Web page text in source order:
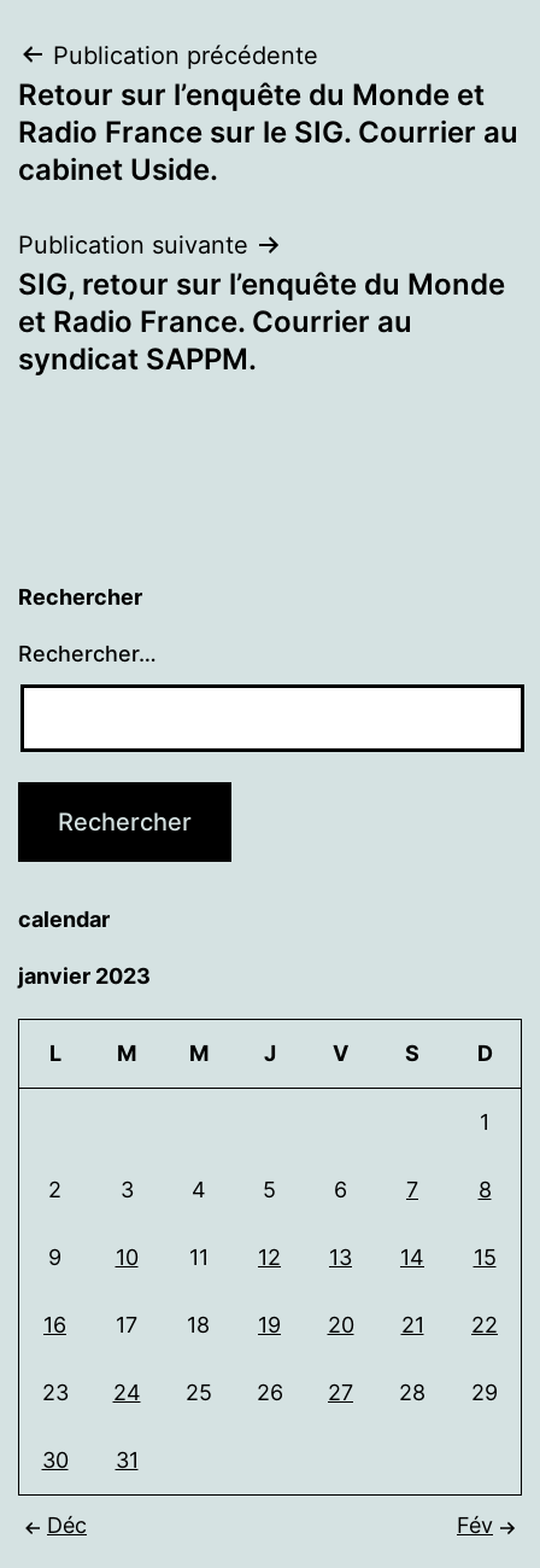
Navigation
de
l’article
Publication précédente
Retour sur l’enquête du Monde et
Radio France sur le SIG. Courrier au
cabinet Uside.
Publication suivante
SIG, retour sur l’enquête du Monde
et Radio France. Courrier au
syndicat SAPPM.
Rechercher
Rechercher…
calendar
janvier 2023
L M M J V S D
1
2 3 4 5 6 7 8
9 10 11 12 13 14 15
16 17 18 19 20 21 22
23 24 25 26 27 28 29
30 31
Déc Fév